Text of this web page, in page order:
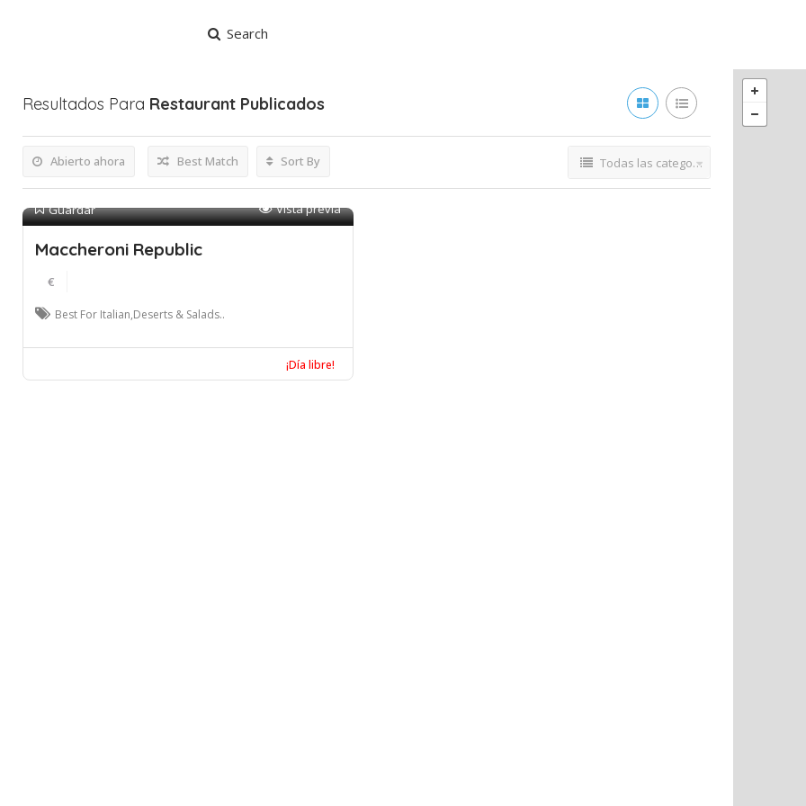
Search
Resultados Para Restaurant Publicados
Abierto ahora Best Match Sort By Todas las categorías
Guardar Vista previa
Maccheroni Republic
€
Best For Italian,Deserts & Salads..
¡Día libre!